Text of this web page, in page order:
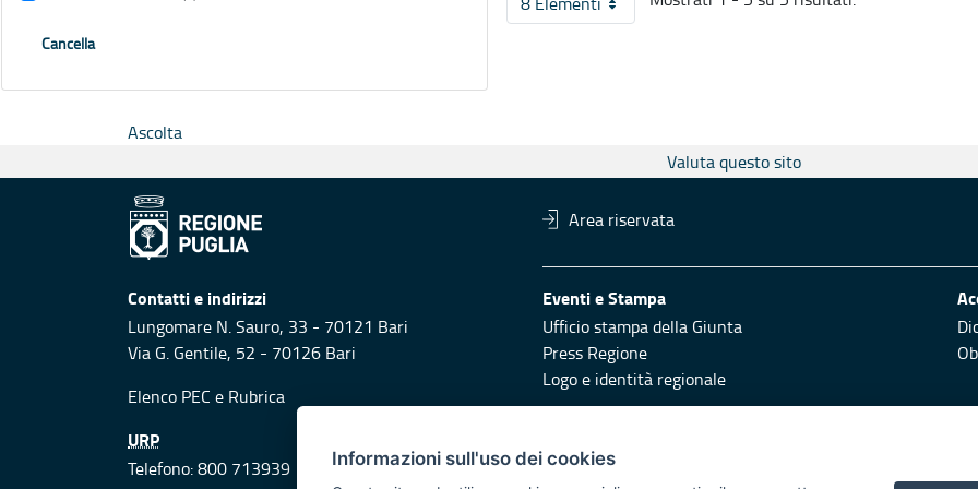
Cancella
Per pagina
Ascolta
Valuta questo sito
Area riservata
Contatti e indirizzi
Lungomare N. Sauro, 33 - 70121 Bari
Via G. Gentile, 52 - 70126 Bari
Elenco PEC e Rubrica
Eventi e Stampa
Ufficio stampa della Giunta
Press Regione
Logo e identità regionale
URP
Telefono: 800 713939
Responsabili di pubblicazione
Informazioni sull'uso dei cookies